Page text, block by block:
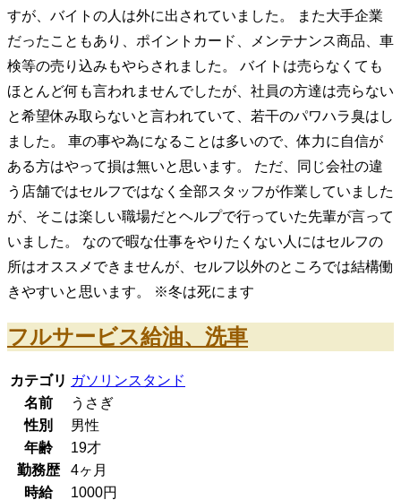
すが、バイトの人は外に出されていました。 また大手企業
だったこともあり、ポイントカード、メンテナンス商品、車
検等の売り込みもやらされました。 バイトは売らなくても
ほとんど何も言われませんでしたが、社員の方達は売らない
と希望休み取らないと言われていて、若干のパワハラ臭はし
ました。 車の事や為になることは多いので、体力に自信が
ある方はやって損は無いと思います。 ただ、同じ会社の違
う店舗ではセルフではなく全部スタッフが作業していました
が、そこは楽しい職場だとヘルプで行っていた先輩が言って
いました。 なので暇な仕事をやりたくない人にはセルフの
所はオススメできませんが、セルフ以外のところでは結構働
きやすいと思います。 ※冬は死にます
フルサービス給油、洗車
カテゴリ ガソリンスタンド
名前
うさぎ
性別
男性
年齢
19才
勤務歴
4ヶ月
時給
1000円